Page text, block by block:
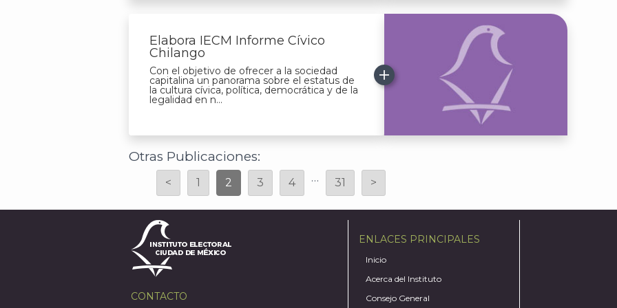
Elabora IECM Informe Cívico
Chilango
Con el objetivo de ofrecer a la sociedad
capitalina un panorama sobre el estatus de
la cultura cívica, política, democrática y de la
legalidad en n...
Otras Publicaciones:
< 1 2 3 4 … 31 >
CONTACTO
ENLACES PRINCIPALES
Inicio
Acerca del Instituto
Consejo General